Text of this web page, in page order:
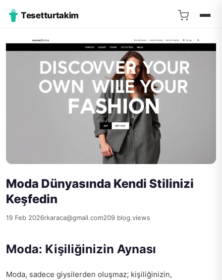
Tesetturtakim
Moda Dünyasında Kendi Stilinizi
Keşfedin
19 Feb 2026rkaraca@gmail.com209 blog.views
Moda: Kişiliğinizin Aynası
Moda, sadece giysilerden oluşmaz; kişiliğinizin,